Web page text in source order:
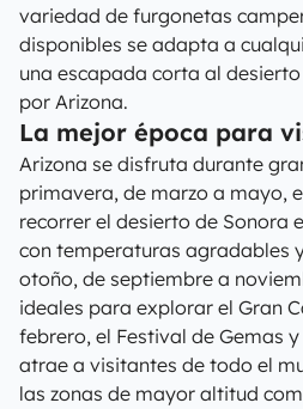
variedad de furgonetas
disponibles se adapta a
una escapada corta al
por Arizona.
La mejor época para
Arizona se disfruta durante
primavera, de marzo a mayo,
recorrer el desierto de Sonora
con temperaturas agradables
otoño, de septiembre a
ideales para explorar el Gran
febrero, el Festival de Gemas y
atrae a visitantes de todo el
las zonas de mayor altitud